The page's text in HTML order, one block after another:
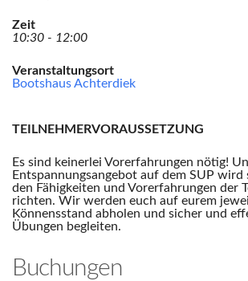
Zeit
10:30 - 12:00
Veranstaltungsort
Bootshaus Achterdiek
TEILNEHMERVORAUSSETZUNG
Es sind keinerlei Vorerfahrungen nötig!
Entspannungsangebot auf dem SUP wird
den Fähigkeiten und Vorerfahrungen der
richten. Wir werden euch auf eurem
Könnensstand abholen und sicher und
Übungen begleiten.
Buchungen